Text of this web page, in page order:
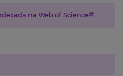
na Web of Science®